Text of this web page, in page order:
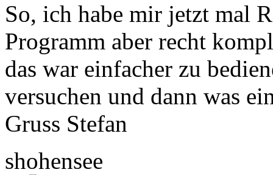
So, ich habe mir jetzt mal
Programm aber recht
das war einfacher zu
versuchen und dann was
Gruss Stefan
shohensee